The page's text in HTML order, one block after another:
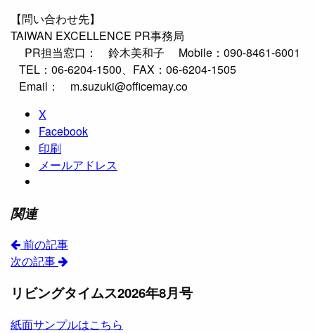
【問い合わせ先】
TAIWAN EXCELLENCE PR事務局
PR担当窓口： 鈴木美和子 Mobile：090-8461-6001
TEL：06-6204-1500、FAX：06-6204-1505
Email： m.suzuki@officemay.co
X
Facebook
印刷
メールアドレス
関連
前の記事
次の記事
リビングタイムス2026年8月号
紙面サンプルはこちら